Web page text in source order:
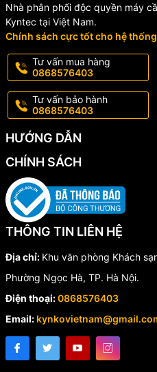
Nhà phân phối độc quyền máy
Kyntec tại Việt Nam.
Chính sách cực tốt cho hệ
Tư vấn mua hàng
0868576403
Tư vấn bảo hành
0868576403
HƯỚNG DẪN
CHÍNH SÁCH
THÔNG TIN LIÊN HỆ
Địa chỉ: Khu văn phòng Khách
Phường Ngọc Hà, TP. Hà Nội.
Điện thoại:0868576403
Email: